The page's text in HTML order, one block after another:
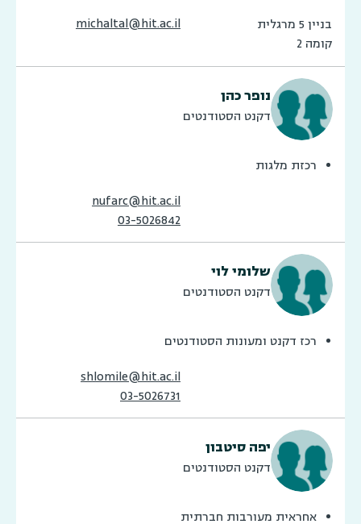
בניין 5 מרגלית
קומה 2
michaltal@hit.ac.il
נופר כהן
דקנט הסטודנטים
רכזת מלגות
nufarc@hit.ac.il
03-5026842
שלומי לוי
דקנט הסטודנטים
רכז דקנט ומעונות הסטודנטים
shlomile@hit.ac.il
03-5026731
יפה סיטבון
דקנט הסטודנטים
אחראית מעורבות חברתית